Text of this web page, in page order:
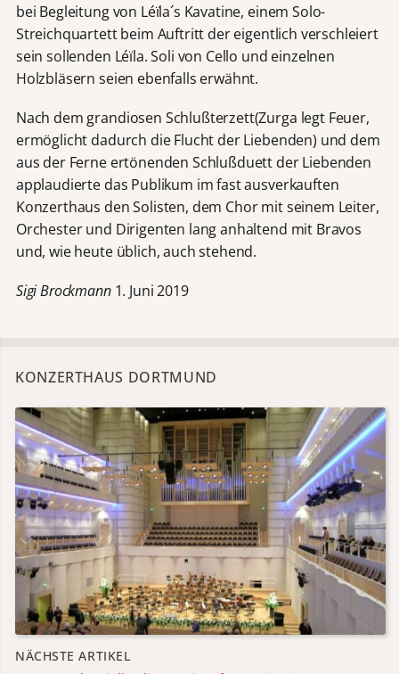
bei Begleitung von Léïla´s Kavatine, einem Solo-
Streichquartett beim Auftritt der eigentlich verschleiert
sein sollenden Léïla. Soli von Cello und einzelnen
Holzbläsern seien ebenfalls erwähnt.
Nach dem grandiosen Schlußterzett(Zurga legt Feuer,
ermöglicht dadurch die Flucht der Liebenden) und dem
aus der Ferne ertönenden Schlußduett der Liebenden
applaudierte das Publikum im fast ausverkauften
Konzerthaus den Solisten, dem Chor mit seinem Leiter,
Orchester und Dirigenten lang anhaltend mit Bravos
und, wie heute üblich, auch stehend.
Sigi Brockmann 1. Juni 2019
KONZERTHAUS DORTMUND
NÄCHSTE ARTIKEL